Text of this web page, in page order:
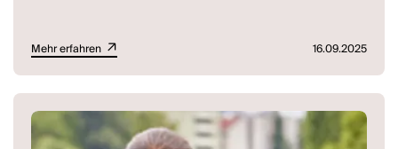
Mehr erfahren 16.09.2025